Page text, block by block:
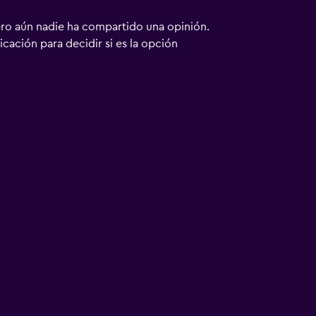
aún nadie ha compartido una opinión.
para decidir si es la opción